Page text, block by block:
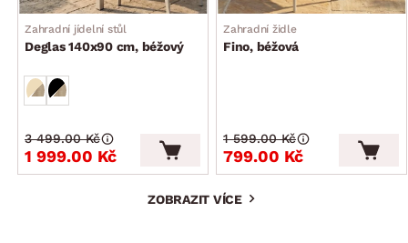
Zahradní jídelní stůl
Deglas 140x90 cm, béžový
1 999.00 Kč
3 499.00 Kč
Zahradní židle
Fino, béžová
799.00 Kč
1 599.00 Kč
ZOBRAZIT VÍCE